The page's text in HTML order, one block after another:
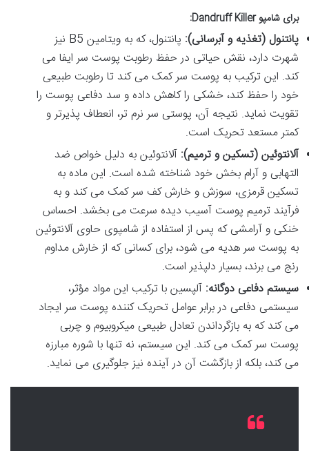
برای شامپو Dandruff Killer:
پانتنول (تغذیه و آبرسانی):
پانتنول، که به ویتامین B5 نیز
شهرت دارد، نقش حیاتی در حفظ رطوبت پوست سر ایفا می
کند. این ترکیب به پوست سر کمک می کند تا رطوبت طبیعی
خود را حفظ کند، خشکی را کاهش داده و سد دفاعی پوست را
تقویت نماید. نتیجه آن، پوستی سر نرم تر، انعطاف پذیرتر و
کمتر مستعد تحریک است.
آلانتوئین (تسکین و ترمیم): آلانتوئین به دلیل خواص ضد
التهابی و آرام بخش خود شناخته شده است. این ماده به
تسکین قرمزی، سوزش و خارش کف سر کمک می کند و به
فرآیند ترمیم پوست آسیب دیده سرعت می بخشد. احساس
خنکی و آرامشی که پس از استفاده از شامپوی حاوی آلانتوئین
به پوست سر هدیه می شود، برای کسانی که از خارش مداوم
رنج می برند، بسیار دلپذیر است.
سیستم دفاعی دوگانه: آلپسین با ترکیب این مواد مؤثر،
سیستمی دفاعی در برابر عوامل تحریک کننده پوست سر ایجاد
می کند که به بازگرداندن تعادل طبیعی میکروبیوم و چربی
پوست سر کمک می کند. این سیستم، نه تنها با شوره مبارزه
می کند، بلکه از بازگشت آن در آینده نیز جلوگیری می نماید.